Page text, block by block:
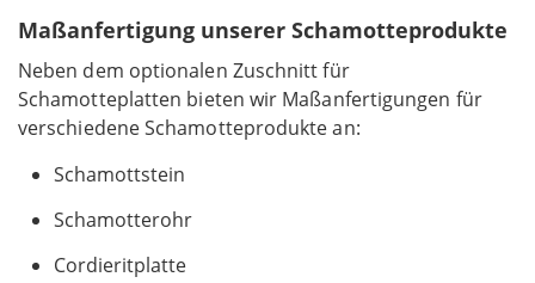
Maßanfertigung unserer Schamotteprodukte
Neben dem optionalen Zuschnitt für
Schamotteplatten bieten wir Maßanfertigungen für
verschiedene Schamotteprodukte an:
Schamottstein
Schamotterohr
Cordieritplatte